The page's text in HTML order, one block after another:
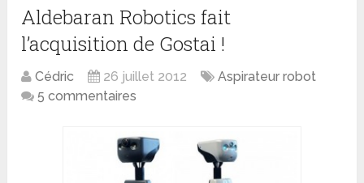
Aldebaran Robotics fait
l’acquisition de Gostai !
Cédric 26 juillet 2012
Aspirateur robot
5 commentaires